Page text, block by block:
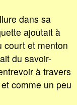
dans sa
ajoutait à
court et menton
du savoir-
à travers
comme un peu